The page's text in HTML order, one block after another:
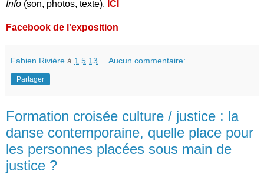
Info (son, photos, texte). ICI
Facebook de l'exposition
Fabien Rivière à 1.5.13 Aucun commentaire:
Partager
Formation croisée culture / justice : la
danse contemporaine, quelle place pour
les personnes placées sous main de
justice ?